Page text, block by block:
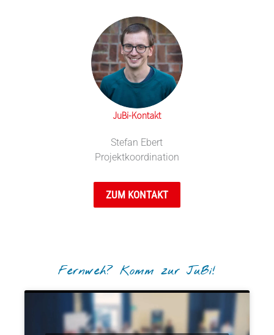
JuBi-Kontakt
Stefan Ebert
Projektkoordination
ZUM KONTAKT
Fernweh? Komm zur JuBi!